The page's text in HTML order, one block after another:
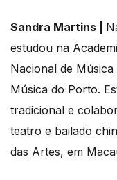
Sandra Martins |
estudou na
Nacional de
Música do Porto.
tradicional e
teatro e bailado
das Artes, em